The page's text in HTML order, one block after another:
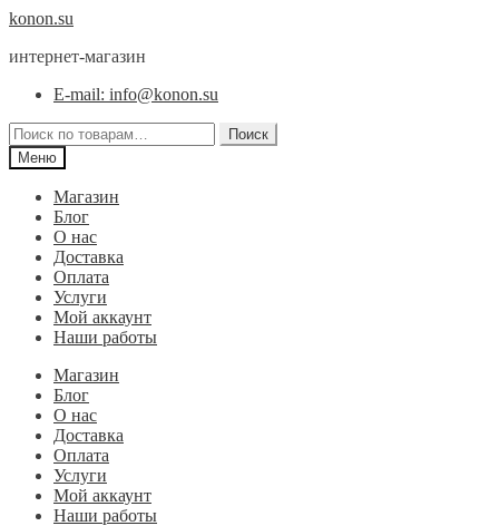
Перейти
навигации
Перейти
содержимому
konon.su
интернет-магазин
E-mail: info@konon.su
Искать:
Поиск
Меню
Магазин
Блог
О нас
Доставка
Оплата
Услуги
Мой аккаунт
Наши работы
Магазин
Блог
О нас
Доставка
Оплата
Услуги
Мой аккаунт
Наши работы